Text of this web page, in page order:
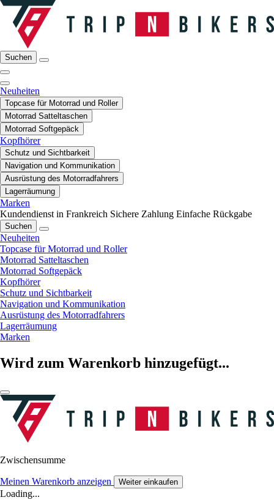
Suchen
Neuheiten
Topcase für Motorrad und Roller
Motorrad Satteltaschen
Motorrad Softgepäck
Kopfhörer
Schutz und Sichtbarkeit
Navigation und Kommunikation
Ausrüstung des Motorradfahrers
Lagerräumung
Marken
Kundendienst in Frankreich Sichere Zahlung Einfache Rückgabe
Suchen
Neuheiten
Topcase für Motorrad und Roller
Motorrad Satteltaschen
Motorrad Softgepäck
Kopfhörer
Schutz und Sichtbarkeit
Navigation und Kommunikation
Ausrüstung des Motorradfahrers
Lagerräumung
Marken
Wird zum Warenkorb hinzugefügt...
Zwischensumme
Meinen Warenkorb anzeigen Weiter einkaufen
Loading...